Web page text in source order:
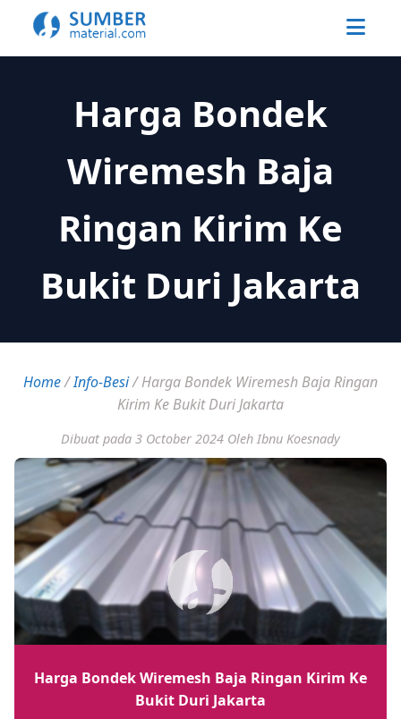
Harga Bondek
Wiremesh Baja
Ringan Kirim Ke
Bukit Duri Jakarta
Home/Info-Besi/Harga Bondek Wiremesh Baja Ringan
Kirim Ke Bukit Duri Jakarta
Dibuat pada 3 October 2024 Oleh Ibnu Koesnady
Harga Bondek Wiremesh Baja Ringan Kirim Ke
Bukit Duri Jakarta